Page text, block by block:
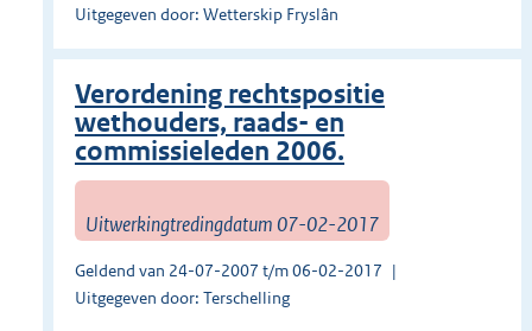
Uitgegeven door: Wetterskip Fryslân
Verordening rechtspositie
wethouders, raads- en
commissieleden 2006.
Uitwerkingtredingdatum 07-02-2017
Geldend van 24-07-2007 t/m 06-02-2017
Uitgegeven door: Terschelling